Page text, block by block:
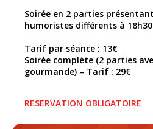
Soirée en 2 parties
humoristes différents à
Tarif par séance : 13€
Soirée complète (2 parties
gourmande) – Tarif : 29€
RESERVATION OBLIGATOIRE